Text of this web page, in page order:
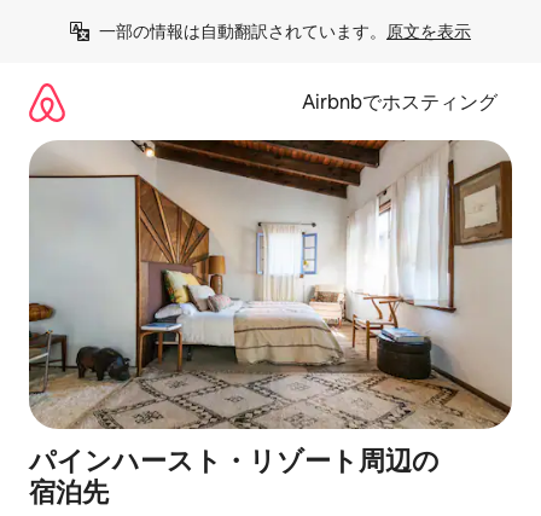
一部の情報は自動翻訳されています。 原文を表示
Airbnbでホスティング
パインハースト・リゾート⁠周⁠辺⁠の
宿⁠泊⁠先